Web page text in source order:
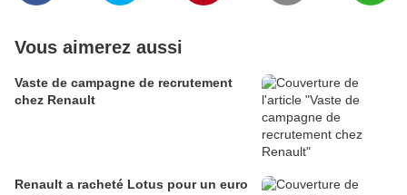
Vous aimerez aussi
Vaste de campagne de recrutement
chez Renault
Renault a racheté Lotus pour un euro